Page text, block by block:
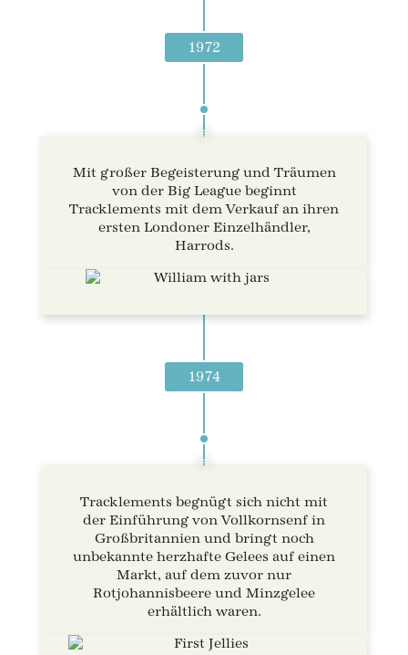
1972
Mit großer Begeisterung und Träumen
von der Big League beginnt
Tracklements mit dem Verkauf an ihren
ersten Londoner Einzelhändler,
Harrods.
1974
Tracklements begnügt sich nicht mit
der Einführung von Vollkornsenf in
Großbritannien und bringt noch
unbekannte herzhafte Gelees auf einen
Markt, auf dem zuvor nur
Rotjohannisbeere und Minzgelee
erhältlich waren.